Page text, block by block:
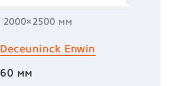
2000×2500 мм
Deceuninck Enwin
60 мм